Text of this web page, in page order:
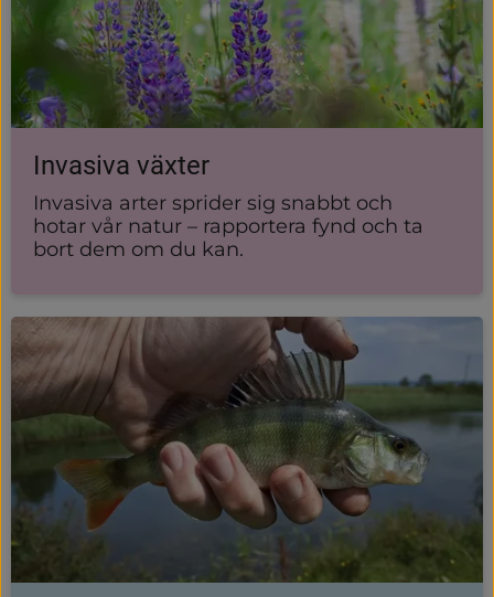
Invasiva växter
Invasiva arter sprider sig snabbt och
hotar vår natur – rapportera fynd och ta
bort dem om du kan.